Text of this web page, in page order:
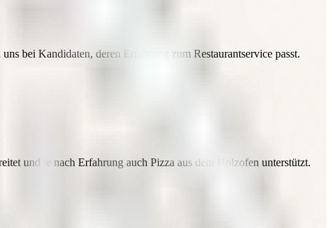
bei Kandidaten, deren Erfahrung zum Restaurantservice passt.
und je nach Erfahrung auch Pizza aus dem Holzofen unterstützt.